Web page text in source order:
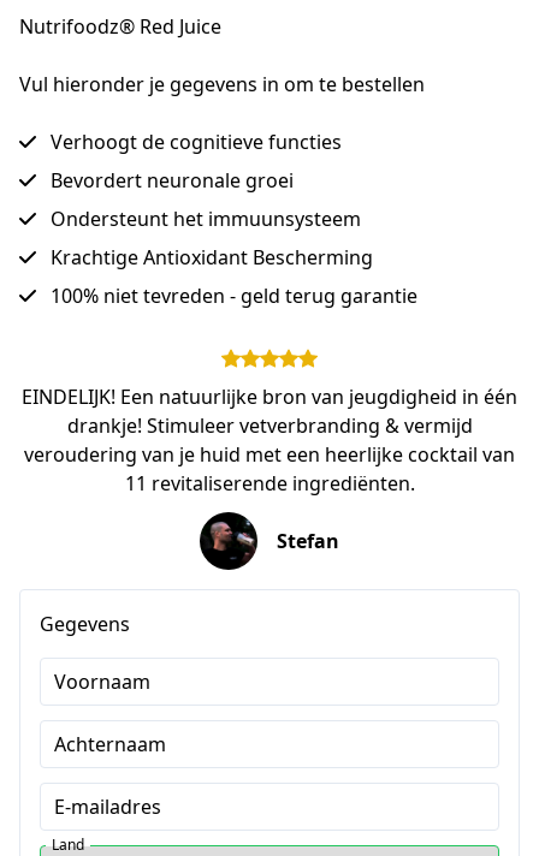
Nutrifoodz® Red Juice
Vul hieronder je gegevens in om te bestellen
Verhoogt de cognitieve functies
Bevordert neuronale groei
Ondersteunt het immuunsysteem
Krachtige Antioxidant Bescherming
100% niet tevreden - geld terug garantie
EINDELIJK! Een natuurlijke bron van jeugdigheid in één
drankje! Stimuleer vetverbranding & vermijd
veroudering van je huid met een heerlijke cocktail van
11 revitaliserende ingrediënten.
Stefan
Gegevens
Voornaam
Achternaam
E-mailadres
Land